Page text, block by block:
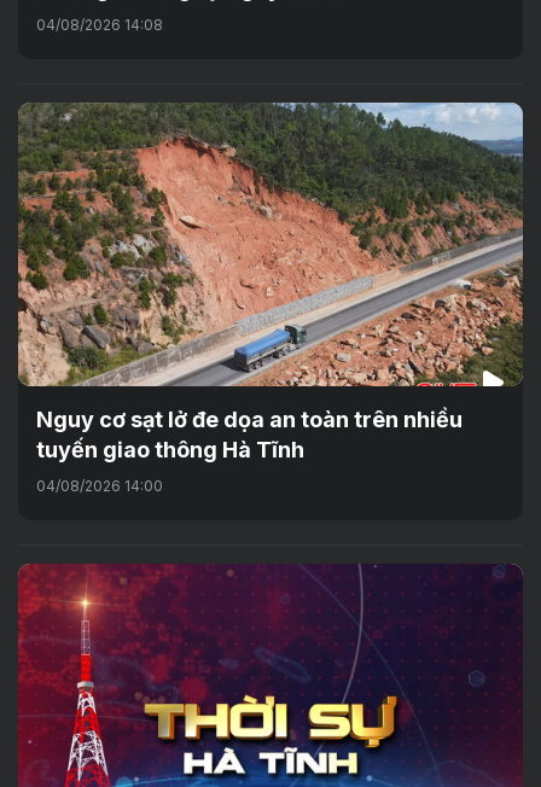
04/08/2026 14:08
Nguy cơ sạt lở đe dọa an toàn trên nhiều
tuyến giao thông Hà Tĩnh
04/08/2026 14:00